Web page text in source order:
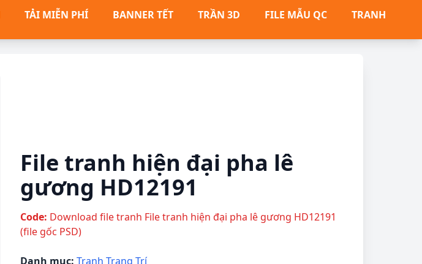
TẢI MIỄN PHÍ BANNER TẾT TRẦN 3D FILE MẪU QC TRANH ĐỒNG
File tranh hiện đại pha lê
gương HD12191
Code: Download file tranh File tranh hiện đại pha lê gương HD12191
(file gốc PSD)
Danh mục: Tranh Trang Trí